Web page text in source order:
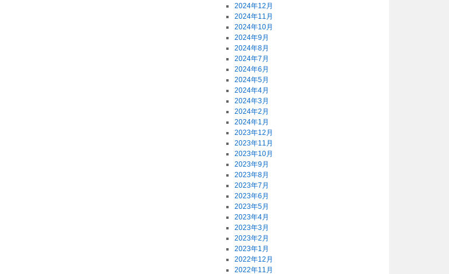
2024年12月
2024年11月
2024年10月
2024年9月
2024年8月
2024年7月
2024年6月
2024年5月
2024年4月
2024年3月
2024年2月
2024年1月
2023年12月
2023年11月
2023年10月
2023年9月
2023年8月
2023年7月
2023年6月
2023年5月
2023年4月
2023年3月
2023年2月
2023年1月
2022年12月
2022年11月